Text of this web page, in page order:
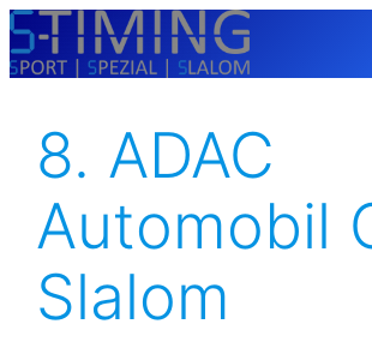
Zum
Inhalt
8. ADAC
Automobil
Slalom